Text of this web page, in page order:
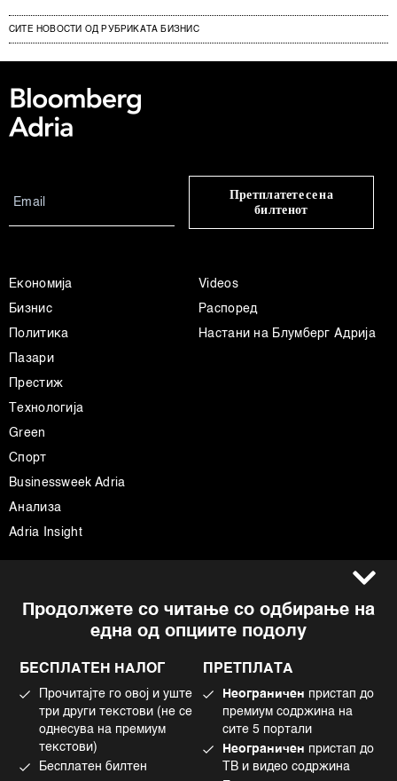
СИТЕ НОВОСТИ ОД РУБРИКАТА БИЗНИС
Продолжете со читање со одбирање на
една од опциите подолу
БЕСПЛАТЕН НАЛОГ
Прочитајте го овој и уште
три други текстови (не се
однесува на премиум
текстови)
Бесплатен билтен
ПРЕТПЛАТА
Неограничен пристап до
премиум содржина на
сите 5 портали
Неограничен пристап до
ТВ и видео содржина
Претплатете се на
билтенот
Економија
Бизнис
Политика
Пазари
Престиж
Технологија
Green
Спорт
Businessweek Adria
Анализа
Adria Insight
Videos
Распоред
Настани на Блумберг Адрија
Импресум
Политика на приватност
Употреба на вештачка интелигенција
Facebook
Instagram
Tiktok
©2022 - 2026 Bloomberg L.P. All Rights Reserved. BLOOMBERG and the